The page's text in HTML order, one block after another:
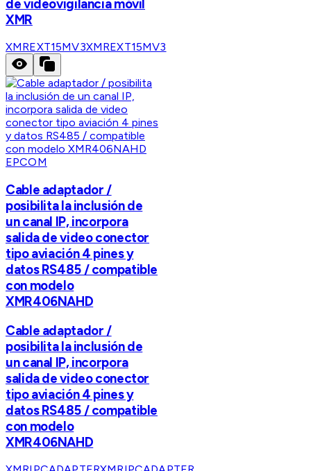
de videovigilancia móvil
XMR
XMREXT15MV3XMREXT15MV3
EPCOM
Cable adaptador /
posibilita la inclusión de
un canal IP, incorpora
salida de video conector
tipo aviación 4 pines y
datos RS485 / compatible
con modelo
XMR406NAHD
Cable adaptador /
posibilita la inclusión de
un canal IP, incorpora
salida de video conector
tipo aviación 4 pines y
datos RS485 / compatible
con modelo
XMR406NAHD